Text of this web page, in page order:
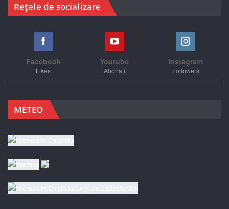
Rețele de socializare
Facebook
Likes
Youtube
Abonați
Instagram
Followers
METEO